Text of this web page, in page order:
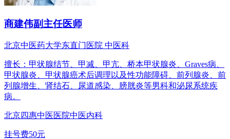
商建伟副主任医师
北京中医药大学东直门医院 中医科
擅长：甲状腺结节、甲减、甲亢、桥本甲状腺炎、Graves病、
甲状腺炎、甲状腺癌术后调理以及性功能障碍、前列腺炎、前
列腺增生、肾结石、尿道感染、膀胱炎等男科和泌尿系统疾
病。
北京四惠中医医院中医内科
挂号费50元